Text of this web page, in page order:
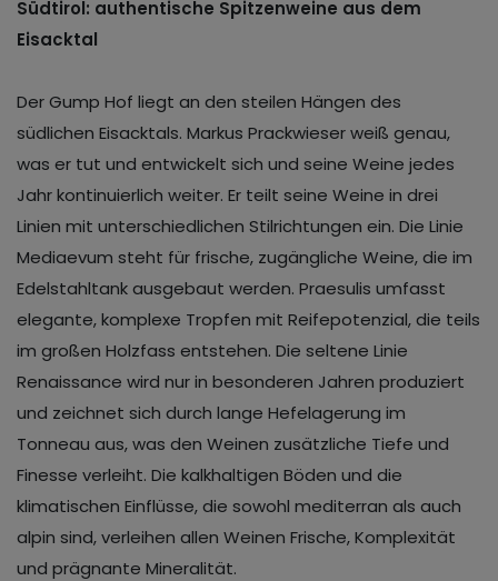
Südtirol: authentische Spitzenweine aus dem
Eisacktal
Der Gump Hof liegt an den steilen Hängen des
südlichen Eisacktals. Markus Prackwieser weiß genau,
was er tut und entwickelt sich und seine Weine jedes
Jahr kontinuierlich weiter. Er teilt seine Weine in drei
Linien mit unterschiedlichen Stilrichtungen ein. Die Linie
Mediaevum steht für frische, zugängliche Weine, die im
Edelstahltank ausgebaut werden. Praesulis umfasst
elegante, komplexe Tropfen mit Reifepotenzial, die teils
im großen Holzfass entstehen. Die seltene Linie
Renaissance wird nur in besonderen Jahren produziert
und zeichnet sich durch lange Hefelagerung im
Tonneau aus, was den Weinen zusätzliche Tiefe und
Finesse verleiht. Die kalkhaltigen Böden und die
klimatischen Einflüsse, die sowohl mediterran als auch
alpin sind, verleihen allen Weinen Frische, Komplexität
und prägnante Mineralität.